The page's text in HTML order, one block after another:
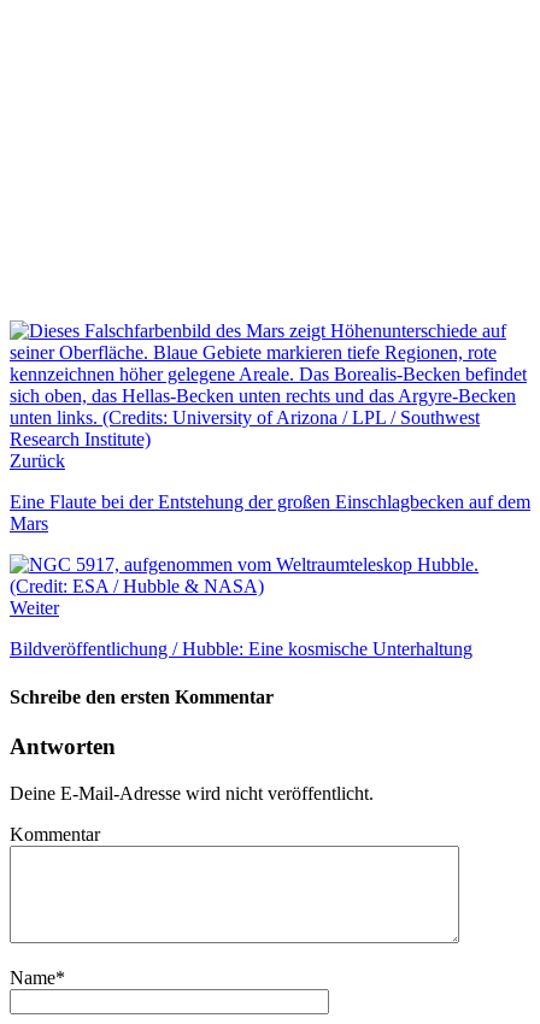
Zurück
Eine Flaute bei der Entstehung der großen Einschlagbecken auf dem
Mars
Weiter
Bildveröffentlichung / Hubble: Eine kosmische Unterhaltung
Schreibe den ersten Kommentar
Antworten
Deine E-Mail-Adresse wird nicht veröffentlicht.
Kommentar
Name*